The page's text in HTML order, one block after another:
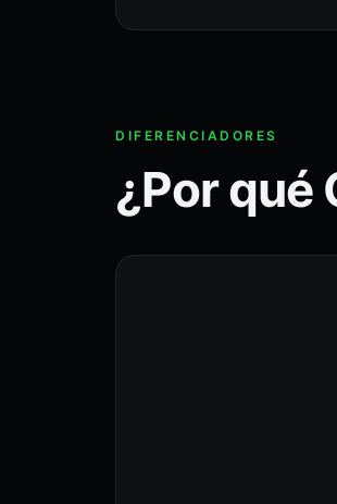
DIFERENCIADORES
¿Por qué